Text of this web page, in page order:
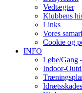
Vedtægter
Klubbens
Links
Vores
Cookie og
INFO
Løbe/Gang
Indoor-